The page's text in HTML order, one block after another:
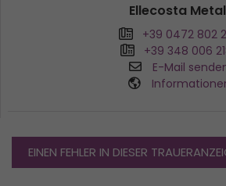
Ellecosta
+39 0472 802
+39 348 006
E-Mail
EINEN FEHLER IN DIESER